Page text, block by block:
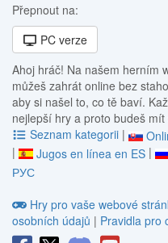
Přepnout na:
PC verze
Ahoj hráč! Na našem herním
můžeš zahrát online bez
aby si našel to, co tě baví.
nejlepší hry a proto budeš
Seznam kategorii |
|
Jugos en línea en ES |
РУС
Hry pro vaše webové
osobních údajů | Pravidla pro